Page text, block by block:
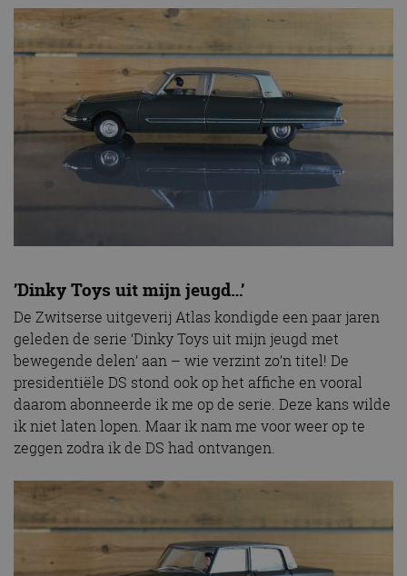
’Dinky Toys uit mijn jeugd…’
De Zwitserse uitgeverij Atlas kondigde een paar jaren
geleden de serie ‘Dinky Toys uit mijn jeugd met
bewegende delen’ aan – wie verzint zo’n titel! De
presidentiële DS stond ook op het affiche en vooral
daarom abonneerde ik me op de serie. Deze kans wilde
ik niet laten lopen. Maar ik nam me voor weer op te
zeggen zodra ik de DS had ontvangen.